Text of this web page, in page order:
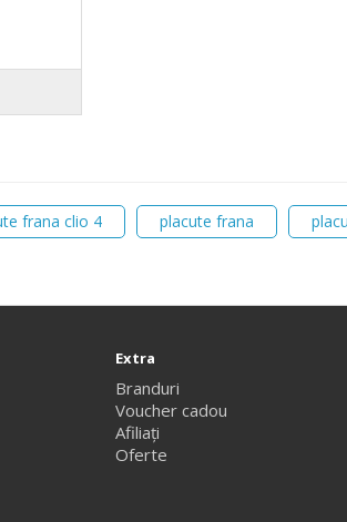
frana clio 4 placute frana
Extra
Branduri
Voucher cadou
Afiliaţi
Oferte